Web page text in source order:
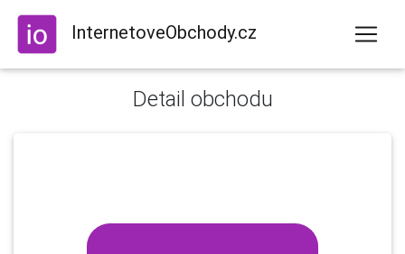
InternetoveObchody.cz
Detail obchodu